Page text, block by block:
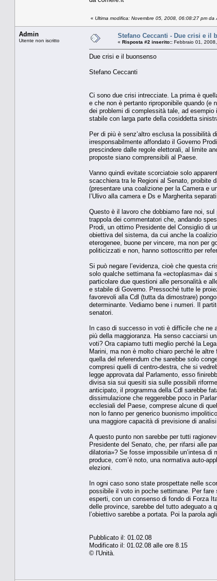
« Ultima modifica: Novembre 05, 2008, 06:08:27 pm da
Admin
Utente non iscritto
Stefano Ceccanti - Due crisi e il
« Risposta #2 inserito:: Febbraio 01,
Due crisi e il buonsenso
Stefano Ceccanti
Ci sono due crisi intrecciate. La prima è
e che non è pertanto riproponibile quando
dei problemi di complessità tale, ad
stabile con larga parte della cosiddetta
Per di più è senz’altro esclusa la possibilità
irresponsabilmente affondato il Governo
prescindere dalle regole elettorali, al limite
proposte siano comprensibili al Paese.
Vanno quindi evitate scorciatoie solo
scacchiera tra le Regioni al Senato, proibite
(presentare una coalizione per la Camera e
l’Ulivo alla camera e Ds e Margherita
Questo è il lavoro che dobbiamo fare noi,
trappola dei commentatori che, andando
Prodi, un ottimo Presidente del Consiglio di
obiettiva del sistema, da cui anche la
eterogenee, buone per vincere, ma non per
politicizzati e non, hanno sottoscritto per
Si può negare l’evidenza, cioè che questa
solo qualche settimana fa «ectoplasma» dai
particolare due questioni alle personalità e
e stabile di Governo. Pressoché tutte le
favorevoli alla Cdl (tutta da dimostrare)
determinante. Vediamo bene i numeri. Il
senatori.
In caso di successo in voti è difficile che ne
più della maggioranza. Ha senso cacciarsi
voti? Ora capiamo tutti meglio perché la
Marini, ma non è molto chiaro perché le
quella del referendum che sarebbe solo
compresi quelli di centro-destra, che si
legge approvata dal Parlamento, esso
divisa sia sui quesiti sia sulle possibili
anticipato, il programma della Cdl sarebbe
dissimulazione che reggerebbe poco in
ecclesiali del Paese, comprese alcune di
non lo fanno per generico buonismo
una maggiore capacità di previsione di
A questo punto non sarebbe per tutti
Presidente del Senato, che, per rifarsi alle
dilatoria»? Se fosse impossibile un’intesa di
produce, com’è noto, una normativa auto-
elezioni.
In ogni caso sono state prospettate nelle
possibile il voto in poche settimane. Per
esperti, con un consenso di fondo di Forza
delle province, sarebbe del tutto adeguato a
l’obiettivo sarebbe a portata. Poi la parola
Pubblicato il: 01.02.08
Modificato il: 01.02.08 alle ore 8.15
© l'Unità.